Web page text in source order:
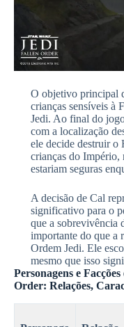
O objetivo principal
crianças sensíveis à
Jedi. Ao final do
com a localização
ele decide destruir o
crianças do Império,
estariam seguras
A decisão de Cal
significativo para o
que a sobrevivência
importante do que a
Ordem Jedi. Ele
mesmo que isso
Personagens e
Order: Relações,